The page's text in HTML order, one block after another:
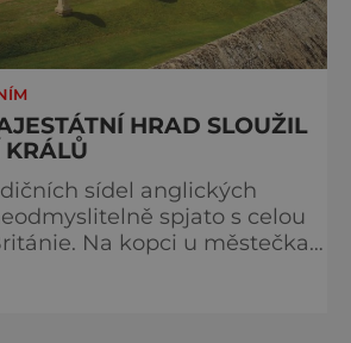
HRAD SLOUŽIL
sídel anglických
spjato s celou
u městečka
gigantická stavba,